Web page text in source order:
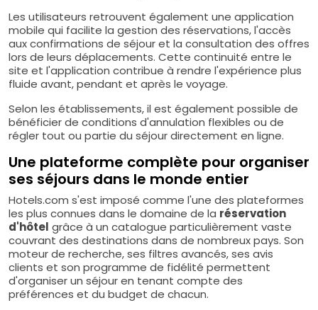
Les utilisateurs retrouvent également une application
mobile qui facilite la gestion des réservations, l'accès
aux confirmations de séjour et la consultation des offres
lors de leurs déplacements. Cette continuité entre le
site et l'application contribue à rendre l'expérience plus
fluide avant, pendant et après le voyage.
Selon les établissements, il est également possible de
bénéficier de conditions d'annulation flexibles ou de
régler tout ou partie du séjour directement en ligne.
Une plateforme complète pour organiser
ses séjours dans le monde entier
Hotels.com s'est imposé comme l'une des plateformes
les plus connues dans le domaine de la réservation
d'hôtel grâce à un catalogue particulièrement vaste
couvrant des destinations dans de nombreux pays. Son
moteur de recherche, ses filtres avancés, ses avis
clients et son programme de fidélité permettent
d'organiser un séjour en tenant compte des
préférences et du budget de chacun.